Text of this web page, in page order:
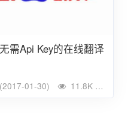
需Api Key的在线翻译
01-30) 11.8K